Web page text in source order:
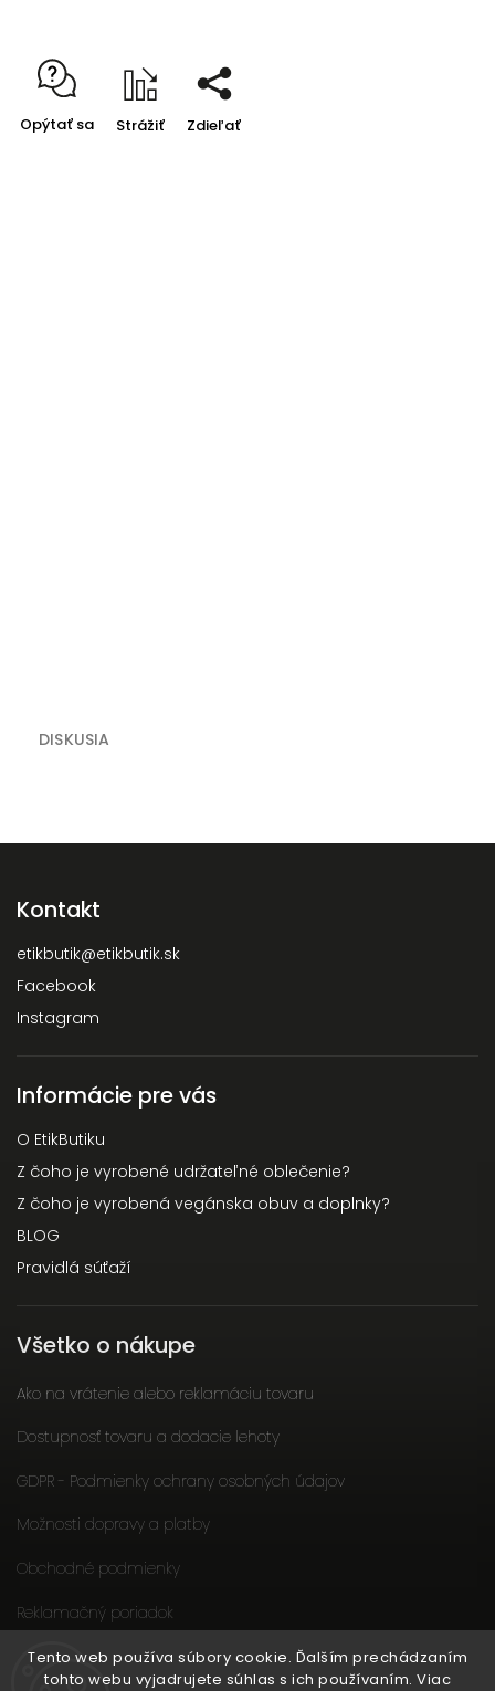
Tento web používa súbory cookie. Ďalším prechádzaním
tohto webu vyjadrujete súhlas s ich používaním. Viac
Opýtať sa Strážiť Zdieľať
DISKUSIA
Kontakt
etikbutik@etikbutik.sk
Facebook
Instagram
Informácie pre vás
O EtikButiku
Z čoho je vyrobené udržateľné oblečenie?
Z čoho je vyrobená vegánska obuv a doplnky?
BLOG
Pravidlá súťaží
Všetko o nákupe
Ako na vrátenie alebo reklamáciu tovaru
Dostupnosť tovaru a dodacie lehoty
GDPR - Podmienky ochrany osobných údajov
Možnosti dopravy a platby
Obchodné podmienky
Reklamačný poriadok
Slow fashion podporuje ženy